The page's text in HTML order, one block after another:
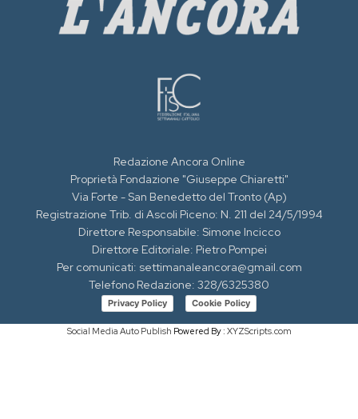
Redazione Ancora Online
Proprietà Fondazione "Giuseppe Chiaretti"
Via Forte - San Benedetto del Tronto (Ap)
Registrazione Trib. di Ascoli Piceno: N. 211 del 24/5/1994
Direttore Responsabile: Simone Incicco
Direttore Editoriale: Pietro Pompei
Per comunicati: settimanaleancora@gmail.com
Telefono Redazione: 328/6325380
Privacy Policy Cookie Policy
Social Media Auto Publish Powered By : XYZScripts.com